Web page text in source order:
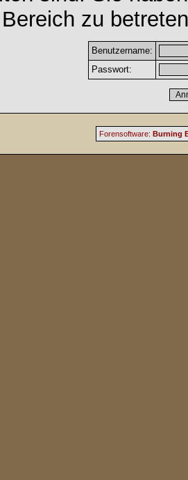
zu
Benutzername:
Passwort:
Forensoftware: Burning